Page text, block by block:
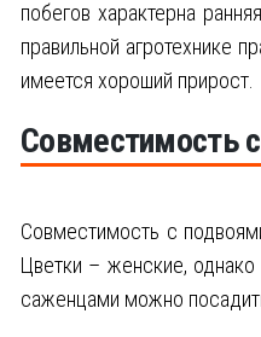
побегов характерна
правильной агротехнике
имеется хороший прирост.
Совместимость
Совместимость с
Цветки – женские,
саженцами можно